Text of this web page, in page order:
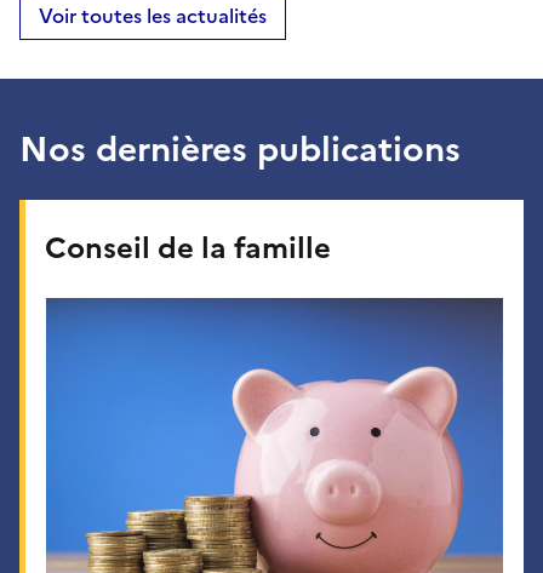
Voir toutes les actualités
Nos dernières publications
Conseil de la famille